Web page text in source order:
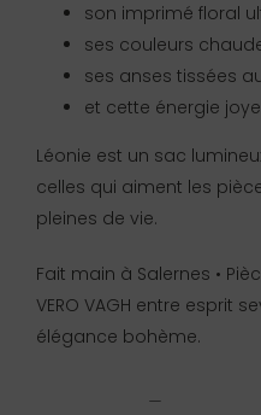
son imprimé floral
ses couleurs
ses anses tissées
et cette énergie
Léonie est un sac
celles qui aiment les
pleines de vie.
Fait main à Salernes •
VERO VAGH entre esprit
élégance bohème.
—